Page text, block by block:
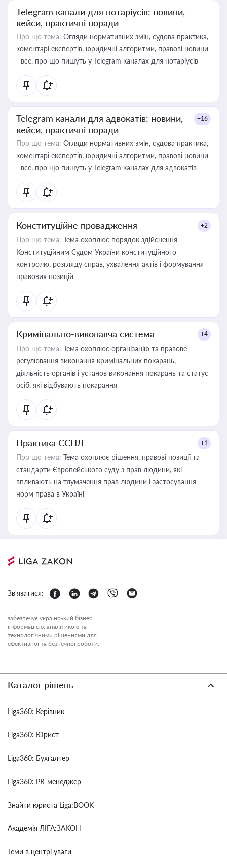
Telegram канали для нотаріусів: новини,
кейси, практичні поради
Про що тема: Огляди нормативних змін, судова практика,
коментарі експертів, юридичні алгоритми, правові новини
- все, про що пишуть у Telegram каналах для нотаріусів
Telegram канали для адвокатів: новини,
кейси, практичні поради
+16
Про що тема: Огляди нормативних змін, судова практика,
коментарі експертів, юридичні алгоритми, правові новини
- все, про що пишуть у Telegram каналах для адвокатів
Конституційне провадження +2
Про що тема: Тема охоплює порядок здійснення
Конституційним Судом України конституційного
контролю, розгляду справ, ухвалення актів і формування
правових позицій
Кримінально-виконавча система +4
Про що тема: Тема охоплює організацію та правове
регулювання виконання кримінальних покарань,
діяльність органів і установ виконання покарань та статус
осіб, які відбувають покарання
Практика ЄСПЛ +1
Про що тема: Тема охоплює рішення, правові позиції та
стандарти Європейського суду з прав людини, які
впливають на тлумачення прав людини і застосування
норм права в Україні
Зв'язатися:
забезпечує український бізнес
інформацією, аналітикою та
технологічними рішеннями для
ефективної та безпечної роботи.
Каталог рішень
Liga360: Керівник
Liga360: Юрист
Liga360: Бухгалтер
Liga360: PR-менеджер
Знайти юриста Liga:BOOK
Академія ЛІГА:ЗАКОН
Теми в центрі уваги